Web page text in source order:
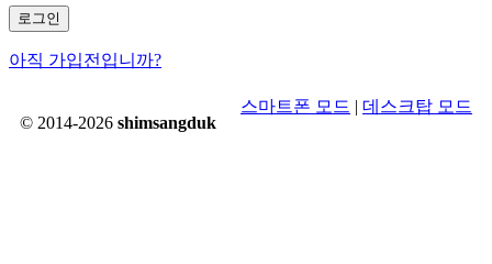
로그인
아직 가입전입니까?
© 2014-2026 shimsangduk
스마트폰 모드 | 데스크탑 모드